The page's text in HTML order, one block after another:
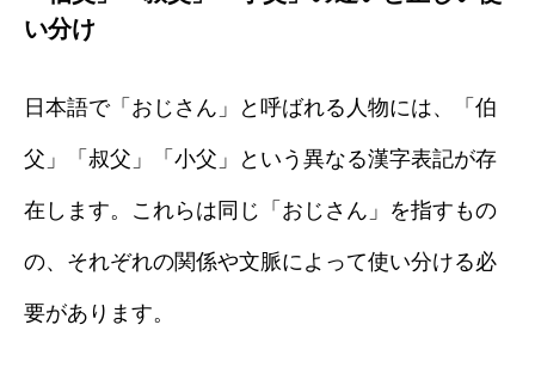
い分け
日本語で「おじさん」と呼ばれる人物には、「伯
父」「叔父」「小父」という異なる漢字表記が存
在します。これらは同じ「おじさん」を指すもの
の、それぞれの関係や文脈によって使い分ける必
要があります。